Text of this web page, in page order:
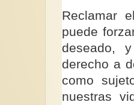
Reclamar
puede
deseado,
derecho a
como
nuestras